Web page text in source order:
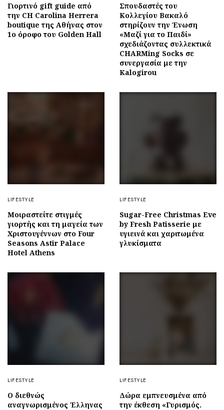
Γιορτινό gift guide από
την CH Carolina Herrera
boutique της Αθήνας στον
1ο όροφο του Golden Hall
Σπουδαστές του
Κολλεγίου Βακαλό
στηρίζουν την Ένωση
«Μαζί για το Παιδί»
σχεδιάζοντας συλλεκτικά
CHARMing Socks σε
συνεργασία με την
Kalogirou
LIFESTYLE
Μοιραστείτε στιγμές
γιορτής και τη μαγεία των
Χριστουγέννων στο Four
Seasons Astir Palace
Hotel Athens
LIFESTYLE
Sugar-Free Christmas Eve
by Fresh Patisserie με
υγιεινά και χαριτωμένα
γλυκίσματα
LIFESTYLE
Ο διεθνώς
αναγνωρισμένος Έλληνας
LIFESTYLE
Δώρα εμπνευσμένα από
την έκθεση «Γυρισμός.